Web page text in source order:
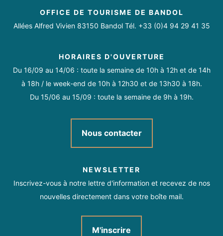
Astreinte samedi et dimanche pour les entreprises.
https://www.facebook.com/avelisconnectbandol
https://www.instagram.com/tech_assistance/
OFFICE DE TOURISME DE BANDOL
Allées Alfred Vivien 83150 Bandol Tél. +33 (0)4 94 29 41 35
HORAIRES D'OUVERTURE
Du 16/09 au 14/06 : toute la semaine de 10h à 12h et de 14h
à 18h / le week-end de 10h à 12h30 et de 13h30 à 18h.
Du 15/06 au 15/09 : toute la semaine de 9h à 19h.
Nous contacter
NEWSLETTER
Inscrivez-vous à notre lettre d'information et recevez de nos
nouvelles directement dans votre boîte mail.
M'inscrire